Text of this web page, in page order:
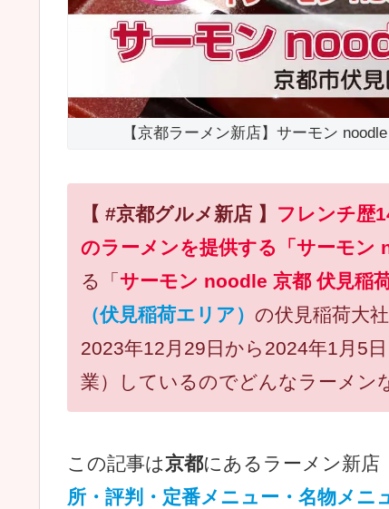
【京都ラーメン新店】サーモン
【 #京都グルメ新店 】 フレンチ歴
のラーメンを提供する「サーモン
る「 サーモン noodle 京都 伏見稲
（伏見稲荷エリア） の伏見稲荷大
2023年12月29日から2024年1月5
業）しているのでどんなラーメン
この記事は京都にあるラーメン新店
所・評判・定番メニュー・名物メニ